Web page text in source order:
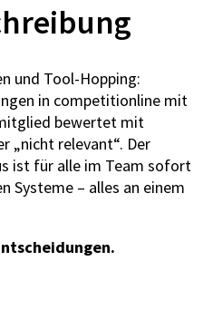
und Tool-Hopping:
in competitionline mit
bewertet mit
„nicht relevant“. Der
ist für alle im Team sofort
Systeme – alles an einem